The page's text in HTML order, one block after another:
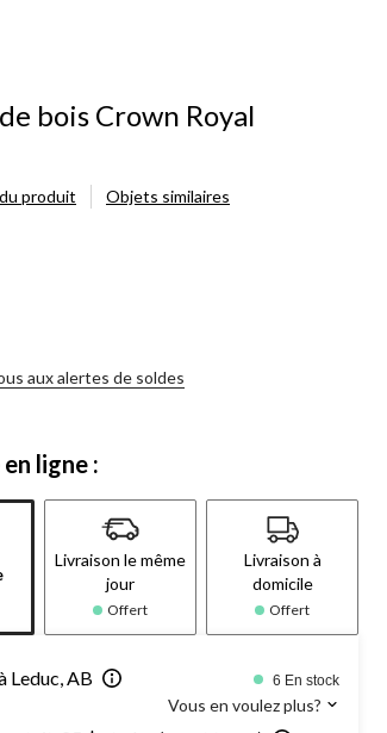
bois Crown Royal
produit
Objets similaires
aux alertes de soldes
ligne :
Livraison le même
jour
Offert
Livraison à
domicile
Offert
Leduc, AB 6 En stock
Vous en voulez plus?